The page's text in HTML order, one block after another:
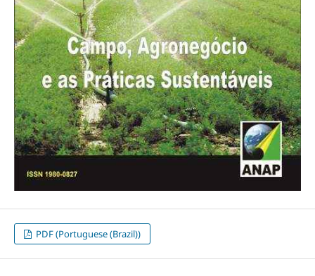
PDF (Portuguese (Brazil))